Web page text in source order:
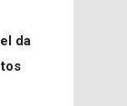
da